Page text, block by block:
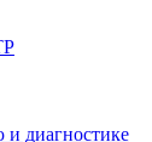
и диагностике